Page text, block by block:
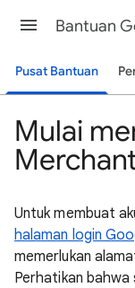
Pusat Bantuan
Mulai
Untuk membuat
halaman login
memerlukan
Perhatikan bahwa